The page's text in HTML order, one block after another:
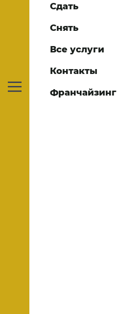
Сдать
Снять
Все услуги
Контакты
Франчайзинг